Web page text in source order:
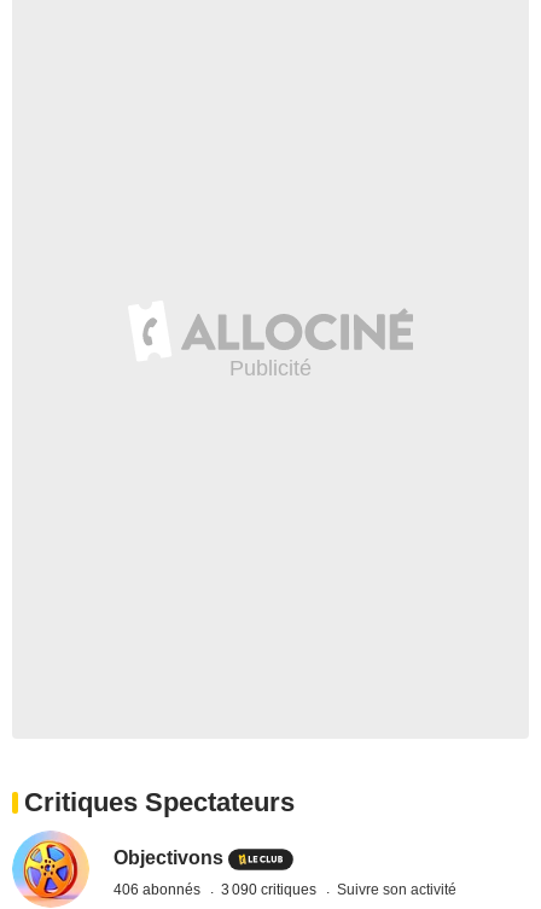
Critiques Spectateurs
Objectivons
406 abonnés 3 090 critiques Suivre son activité